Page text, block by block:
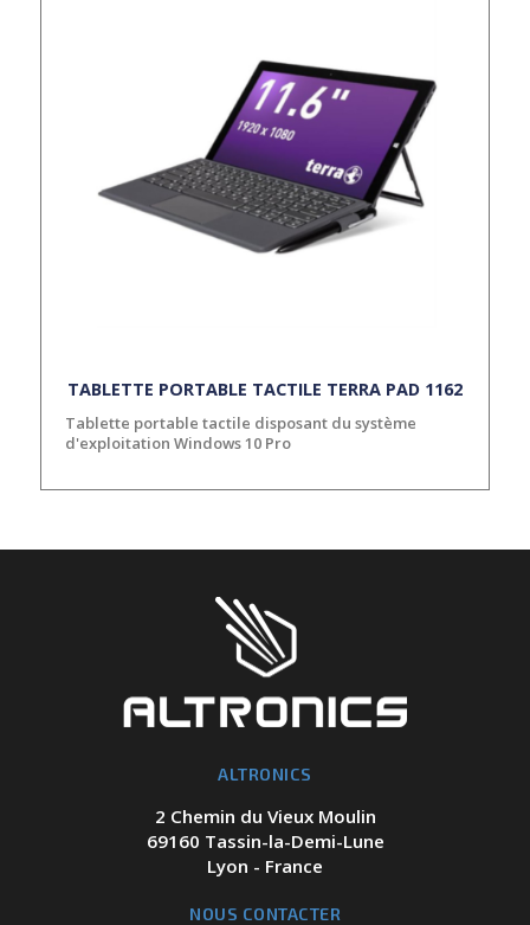
TABLETTE PORTABLE TACTILE TERRA PAD 1162
Tablette portable tactile disposant du système
d'exploitation Windows 10 Pro
ALTRONICS
2 Chemin du Vieux Moulin
69160 Tassin-la-Demi-Lune
Lyon - France
NOUS CONTACTER